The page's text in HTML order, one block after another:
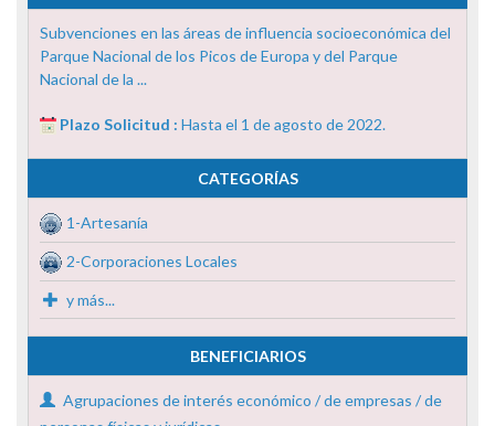
Subvenciones en las áreas de influencia socioeconómica del
Parque Nacional de los Picos de Europa y del Parque
Nacional de la ...
Plazo Solicitud : Hasta el 1 de agosto de 2022.
CATEGORÍAS
1-Artesanía
2-Corporaciones Locales
y más...
BENEFICIARIOS
Agrupaciones de interés económico / de empresas / de